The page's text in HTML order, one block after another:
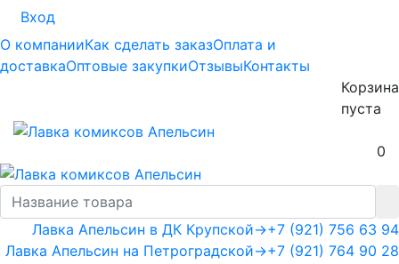
Вход
О компанииКак сделать заказОплата и
доставкаОптовые закупкиОтзывыКонтакты
Корзина
пуста
0
+7 (921) 756 63 94
+7 (921) 764 90 28
Лавка Апельсин в ДК Крупской→
Лавка Апельсин на Петроградской→